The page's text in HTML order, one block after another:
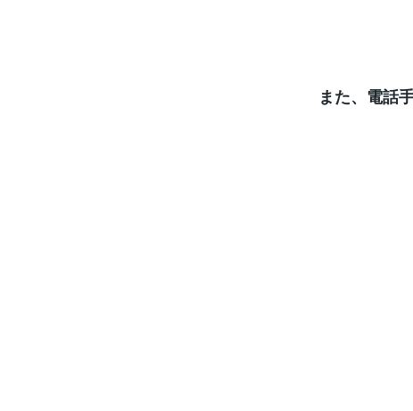
また、電話